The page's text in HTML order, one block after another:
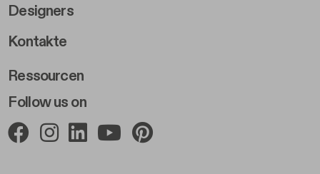
Follow us on
Designers
Footer Right 2
Kontakte
Ressourcen